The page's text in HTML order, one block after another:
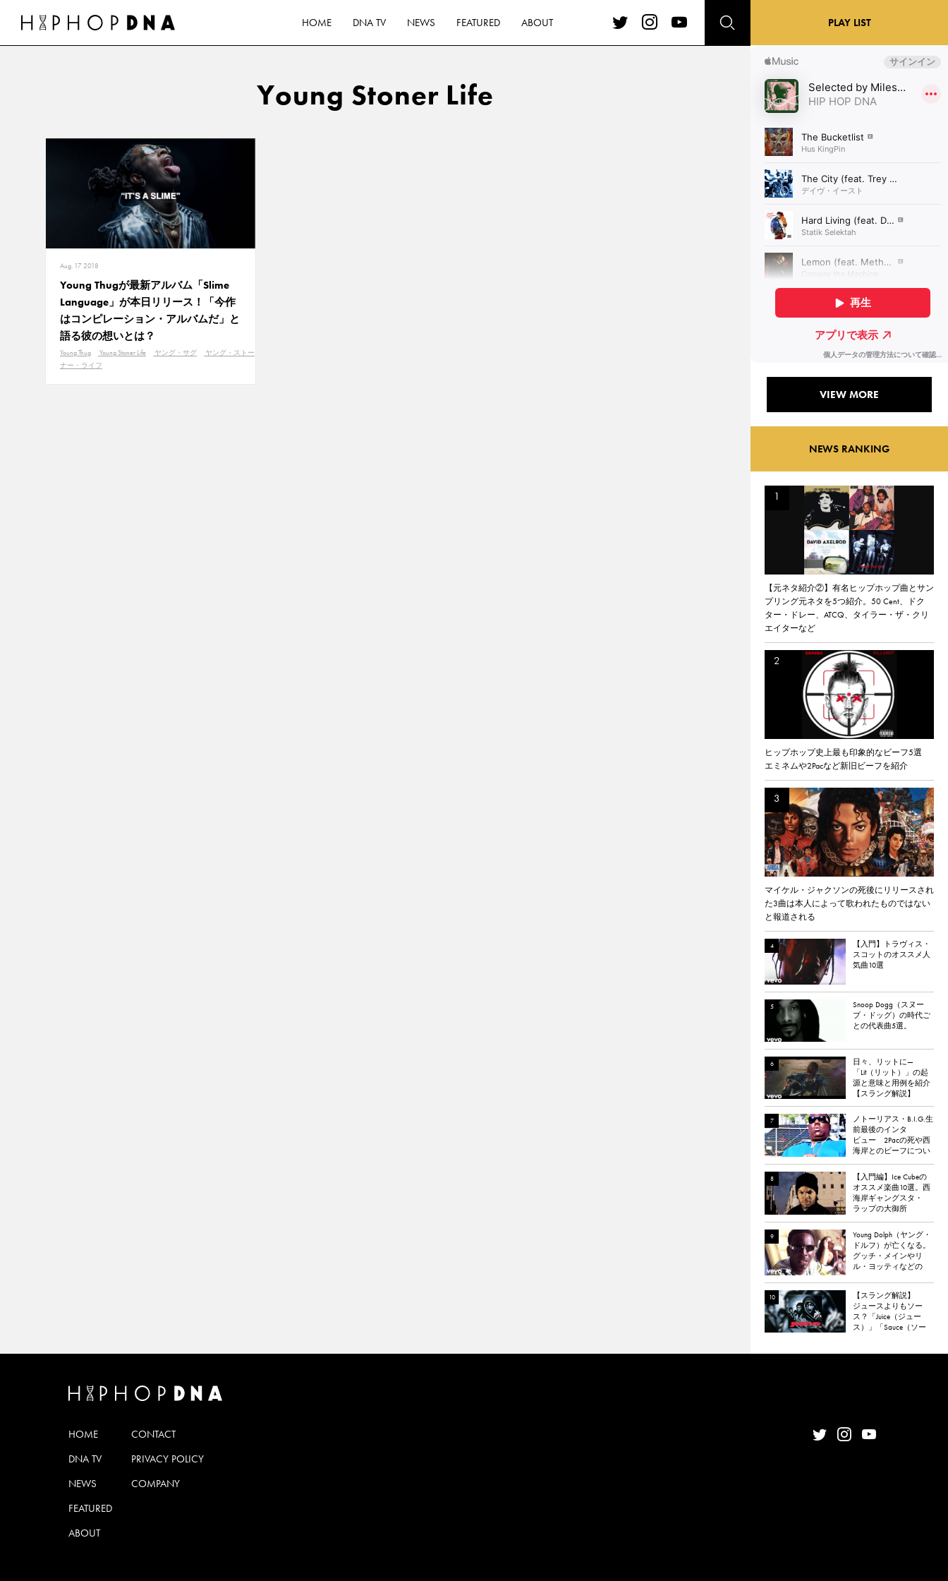
HOME DNA TV NEWS FEATURED ABOUT
Young Stoner Life
Aug. 17 2018
Young Thugが最新アルバム「Slime
Language」が本日リリース！「今作
はコンピレーション・アルバムだ」と
語る彼の想いとは？
Young Thug Young Stoner Life ヤング・サグ
ヤング・ストー
ナー・ライフ
PLAY LIST
VIEW MORE
NEWS RANKING
【元ネタ紹介②】有名ヒップホップ曲とサン
プリング元ネタを5つ紹介。50 Cent、ドク
ター・ドレー、ATCQ、タイラー・ザ・クリ
エイターなど
ヒップホップ史上最も印象的なビーフ5選
エミネムや2Pacなど新旧ビーフを紹介
マイケル・ジャクソンの死後にリリースされ
た3曲は本人によって歌われたものではない
と報道される
【入門】トラヴィス・
スコットのオススメ人
気曲10選
Snoop Dogg（スヌー
プ・ドッグ）の時代ご
との代表曲5選。
日々、リットに—
「Lit（リット）」の起
源と意味と用例を紹介
【スラング解説】
ノトーリアス・B.I.G.生
前最後のインタ
ビュー 2Pacの死や西
海岸とのビーフについ
【入門編】Ice Cubeの
オススメ楽曲10選。西
海岸ギャングスタ・
ラップの大御所
Young Dolph（ヤング・
ドルフ）が亡くなる。
グッチ・メインやリ
ル・ヨッティなどの
【スラング解説】
ジュースよりもソー
ス？「Juice（ジュー
ス）」「Sauce（ソー
HOME
DNA TV
NEWS
FEATURED
ABOUT
CONTACT
PRIVACY POLICY
COMPANY